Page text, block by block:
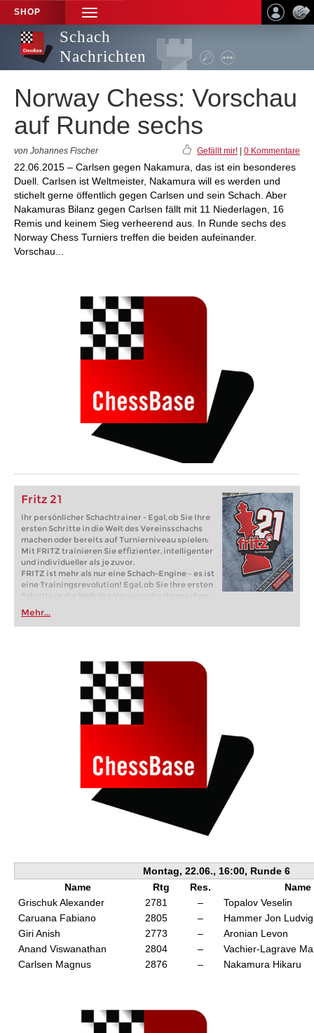
SHOP
TOGGLE
NAVIGATION
Schach
Nachrichten
Norway Chess: Vorschau
auf Runde sechs
von Johannes Fischer Gefällt mir! 0 Kommentare
22.06.2015 – Carlsen gegen Nakamura, das ist ein besonderes
Duell. Carlsen ist Weltmeister, Nakamura will es werden und
stichelt gerne öffentlich gegen Carlsen und sein Schach. Aber
Nakamuras Bilanz gegen Carlsen fällt mit 11 Niederlagen, 16
Remis und keinem Sieg verheerend aus. In Runde sechs des
Norway Chess Turniers treffen die beiden aufeinander.
Vorschau...
Fritz 21
Ihr persönlicher Schachtrainer - Egal, ob Sie Ihre
ersten Schritte in die Welt des Vereinsschachs
machen oder bereits auf Turnierniveau spielen:
Mit FRITZ trainieren Sie effizienter, intelligenter
und individueller als je zuvor.
FRITZ ist mehr als nur eine Schach-Engine – es ist
eine Trainingsrevolution! Egal, ob Sie Ihre ersten
Schritte in die Welt des Vereinsschachs machen
oder bereits auf Turnierniveau spielen: Mit
FRITZ trainieren Sie effizienter, intelligenter und
individueller als je zuvor.
Mehr...
Montag, 22.06., 16:00, Runde 6
Name
Rtg Res.
Name
Grischuk Alexander
2781 –
Topalov Veselin
Caruana Fabiano
2805 –
Hammer Jon Ludvig
Giri Anish
2773 –
Aronian Levon
Anand Viswanathan
2804 –
Vachier-Lagrave
Carlsen Magnus
2876 – Nakamura Hikaru